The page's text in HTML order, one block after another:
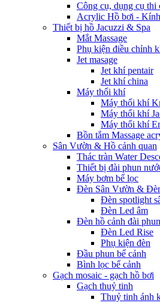
Công cụ, dụng cụ thi
Acrylic Hồ bơi -
Thiết bị hồ Jacuzzi & Spa
Mắt Massage
Phụ kiện điều chỉnh
Jet masage
Jet khí pentair
Jet khí china
Máy thổi khí
Máy thổi khí
Máy thổi khí
Máy thổi khí
Bồn tắm Massage
Sân Vườn & Hồ cảnh quan
Thác tràn Water
Thiết bị đài phun
Máy bơm bể lọc
Đèn Sân Vườn &
Đèn spotlight
Đèn Led âm
Đèn hồ cảnh đài
Đèn Led Rise
Phụ kiện đèn
Đầu phun bể cảnh
Bình lọc bể cảnh
Gạch mosaic - gạch hồ bơi
Gạch thuỷ tinh
Thuỷ tinh ánh